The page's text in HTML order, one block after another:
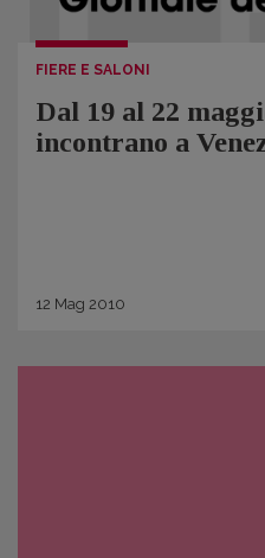
FIERE E SALONI
Dal 19 al 22
incontrano a
12 Mag 2010